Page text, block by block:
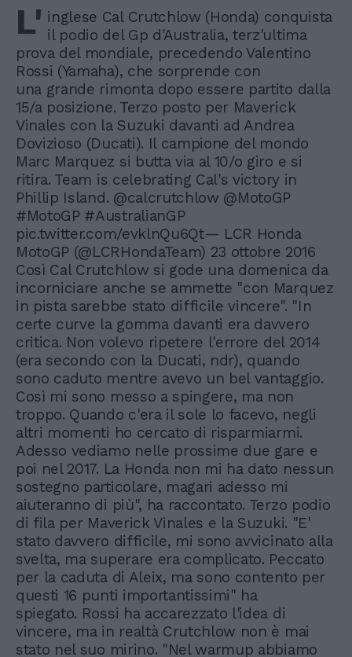
L' inglese Cal Crutchlow (Honda) conquista
il podio del Gp d'Australia, terz'ultima
prova del mondiale, precedendo Valentino
Rossi (Yamaha), che sorprende con
una grande rimonta dopo essere partito dalla
15/a posizione. Terzo posto per Maverick
Vinales con la Suzuki davanti ad Andrea
Dovizioso (Ducati). Il campione del mondo
Marc Marquez si butta via al 10/o giro e si
ritira. Team is celebrating Cal's victory in
Phillip Island. @calcrutchlow @MotoGP
#MotoGP #AustralianGP
pic.twitter.com/evklnQu6Qt— LCR Honda
MotoGP (@LCRHondaTeam) 23 ottobre 2016
Così Cal Crutchlow si gode una domenica da
incorniciare anche se ammette "con Marquez
in pista sarebbe stato difficile vincere". "In
certe curve la gomma davanti era davvero
critica. Non volevo ripetere l'errore del 2014
(era secondo con la Ducati, ndr), quando
sono caduto mentre avevo un bel vantaggio.
Così mi sono messo a spingere, ma non
troppo. Quando c'era il sole lo facevo, negli
altri momenti ho cercato di risparmiarmi.
Adesso vediamo nelle prossime due gare e
poi nel 2017. La Honda non mi ha dato nessun
sostegno particolare, magari adesso mi
aiuteranno di più", ha raccontato. Terzo podio
di fila per Maverick Vinales e la Suzuki. "E'
stato davvero difficile, mi sono avvicinato alla
svelta, ma superare era complicato. Peccato
per la caduta di Aleix, ma sono contento per
questi 16 punti importantissimi" ha
spiegato. Rossi ha accarezzato l'idea di
vincere, ma in realtà Crutchlow non è mai
stato nel suo mirino. "Nel warmup abbiamo